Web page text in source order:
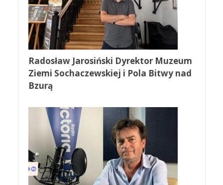
Radosław Jarosiński Dyrektor Muzeum
Ziemi Sochaczewskiej i Pola Bitwy nad
Bzurą